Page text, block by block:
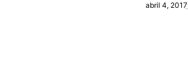
abril 4, 2017